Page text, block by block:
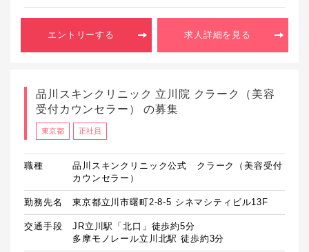
エントリーする 求人詳細を見る
品川スキンクリニック 立川院 クラーク（美容
受付カウンセラー） の募集
東京都 正社員
職種
品川スキンクリニック公式 クラーク（美容受付
カウンセラー）
勤務先名 東京都立川市曙町2-8-5 シネマシティビル13F
交通手段
JR立川駅「北口」徒歩約5分
多摩モノレール立川北駅 徒歩約3分